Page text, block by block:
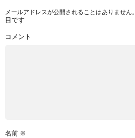
メールアドレスが公開されることはありません。
目です
コメント
名前 ※